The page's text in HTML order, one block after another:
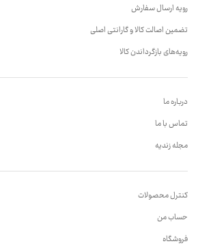
رویه ارسال سفارش
تضمین اصالت کالا و گارانتی اصلی
رویه‌های بازگرداندن کالا
درباره ما
تماس با ما
مجله زندیه
کنترل محصولات
حساب من
فروشگاه